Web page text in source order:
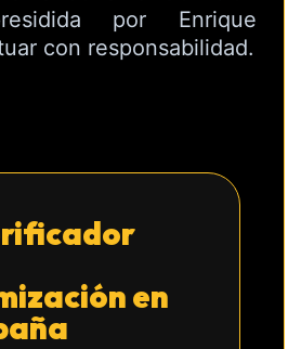
por Enrique
con responsabilidad.
en